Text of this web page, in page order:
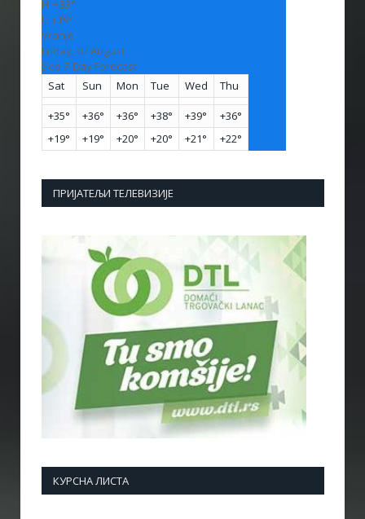
H: +33°
L: +19°
Vranje
Friday, 07 August
See 7-Day Forecast
Sat
Sun Mon Tue Wed Thu
+35° +36° +36° +38° +39° +36°
+19° +19° +20° +20° +21° +22°
ПРИЈАТЕЉИ ТЕЛЕВИЗИЈЕ
КУРСНА ЛИСТА